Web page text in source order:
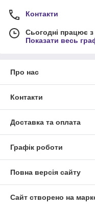
Контакти
Сьогодні працює
Показати весь
Про нас
Контакти
Доставка та оплата
Графік роботи
Повна версія сайту
Сайт створено на